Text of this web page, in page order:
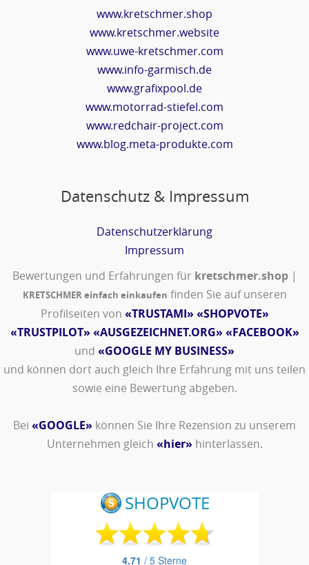
www.kretschmer.shop
www.kretschmer.website
www.uwe-kretschmer.com
www.info-garmisch.de
www.grafixpool.de
www.motorrad-stiefel.com
www.redchair-project.com
www.blog.meta-produkte.com
Datenschutz & Impressum
Datenschutzerklärung
Impressum
Bewertungen und Erfahrungen für kretschmer.shop|
KRETSCHMER einfach einkaufen finden Sie auf unseren
Profilseiten von «TRUSTAMI» «SHOPVOTE»
«TRUSTPILOT» «AUSGEZEICHNET.ORG» «FACEBOOK»
und «GOOGLE MY BUSINESS»
und können dort auch gleich Ihre Erfahrung mit uns teilen
sowie eine Bewertung abgeben.
Bei «GOOGLE» können Sie Ihre Rezension zu unserem
Unternehmen gleich «hier» hinterlassen.